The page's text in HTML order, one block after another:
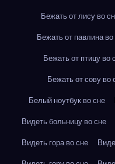
Бежать от лису во
Бежать от павлина во
Бежать от птицу во
Бежать от сову во
Белый ноутбук во сне
Видеть больницу во сне
Видеть гора во сне